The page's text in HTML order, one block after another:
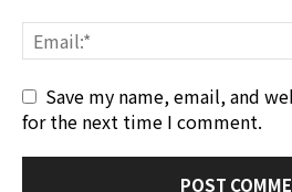
Save my name, email, and
for the next time I comment.